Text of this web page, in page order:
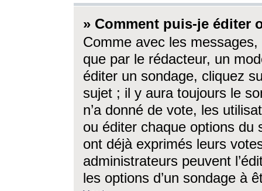
» Comment puis-je éditer
Comme avec les
que par le rédacteur, un
éditer un sondage, cliquez
sujet ; il y aura toujours le
n’a donné de vote, les
ou éditer chaque options du
ont déjà exprimés leurs
administrateurs peuvent
les options d’un sondage à